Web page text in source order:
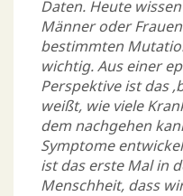
Daten. Heute
Männer oder
bestimmten
wichtig. Aus einer
Perspektive ist das
weißt, wie viele
dem nachgehen
Symptome
ist das erste Mal in
Menschheit, dass